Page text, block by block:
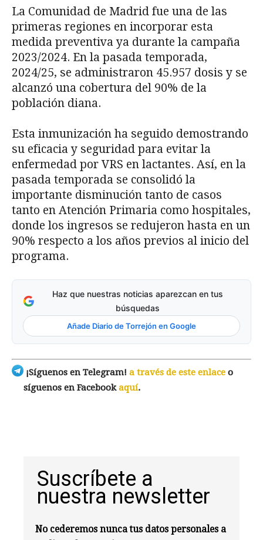
La Comunidad de Madrid fue una de las
primeras regiones en incorporar esta
medida preventiva ya durante la campaña
2023/2024. En la pasada temporada,
2024/25, se administraron 45.957 dosis y se
alcanzó una cobertura del 90% de la
población diana.
Esta inmunización ha seguido demostrando
su eficacia y seguridad para evitar la
enfermedad por VRS en lactantes. Así, en la
pasada temporada se consolidó la
importante disminución tanto de casos
tanto en Atención Primaria como hospitales,
donde los ingresos se redujeron hasta en un
90% respecto a los años previos al inicio del
programa.
Haz que nuestras noticias aparezcan en tus
búsquedas
Añade Diario de Torrejón en Google
¡Síguenos en Telegram! a través de este enlace o
síguenos en Facebookaquí.
Suscríbete a
nuestra newsletter
No cederemos nunca tus datos personales a